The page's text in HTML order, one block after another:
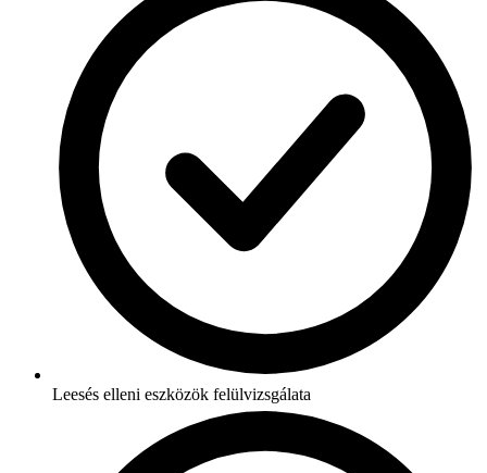
Leesés elleni eszközök felülvizsgálata